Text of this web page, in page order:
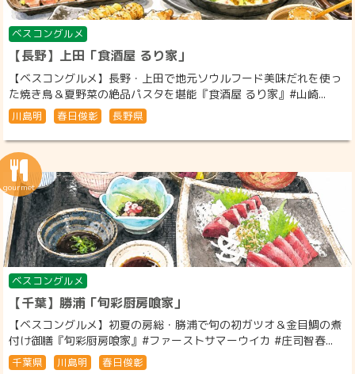
ベスコングルメ
【長野】上田「食酒屋 るり家」
【ベスコングルメ】長野・上田で地元ソウルフード美味だれを使っ
た焼き鳥＆夏野菜の絶品パスタを堪能『食酒屋 るり家』#山崎...
川島明 春日俊彰 長野県
ベスコングルメ
【千葉】勝浦「旬彩厨房喰家」
【ベスコングルメ】初夏の房総・勝浦で旬の初ガツオ＆金目鯛の煮
付け御膳『旬彩厨房喰家』#ファーストサマーウイカ #庄司智春...
千葉県 川島明 春日俊彰